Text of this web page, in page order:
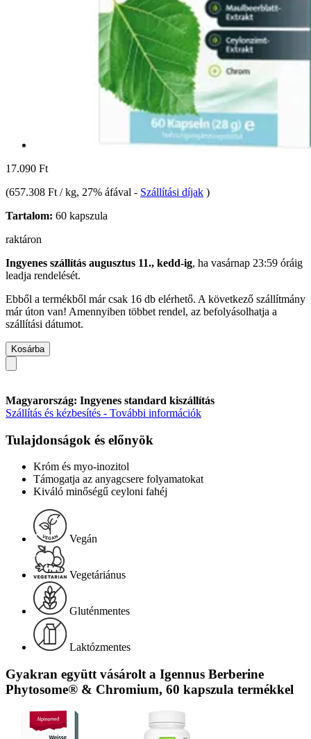
17.090 Ft
(657.308 Ft / kg, 27% áfával - Szállítási díjak )
Tartalom: 60 kapszula
raktáron
Ingyenes szállítás augusztus 11., kedd-ig, ha vasárnap 23:59 óráig
leadja rendelését.
Ebből a termékből már csak 16 db elérhető. A következő szállítmány
már úton van! Amennyiben többet rendel, az befolyásolhatja a
szállítási dátumot.
Kosárba
Magyarország: Ingyenes standard kiszállítás
Szállítás és kézbesítés - További információk
Tulajdonságok és előnyök
Króm és myo-inozitol
Támogatja az anyagcsere folyamatokat
Kiváló minőségű ceyloni fahéj
Vegán
Vegetáriánus
Gluténmentes
Laktózmentes
Gyakran együtt vásárolt a Igennus Berberine
Phytosome® & Chromium, 60 kapszula termékkel